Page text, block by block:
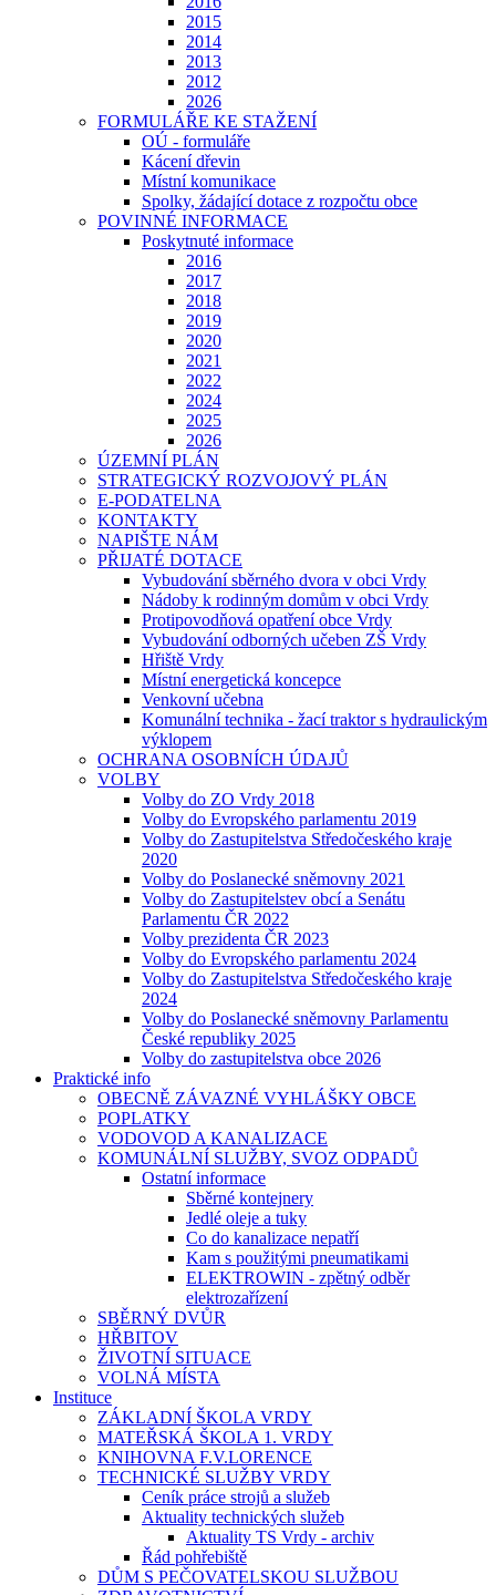
2015
2014
2013
2012
2026
FORMULÁŘE KE STAŽENÍ
OÚ - formuláře
Kácení dřevin
Místní komunikace
Spolky, žádající dotace z rozpočtu obce
POVINNÉ INFORMACE
Poskytnuté informace
2016
2017
2018
2019
2020
2021
2022
2024
2025
2026
ÚZEMNÍ PLÁN
STRATEGICKÝ ROZVOJOVÝ PLÁN
E-PODATELNA
KONTAKTY
NAPIŠTE NÁM
PŘIJATÉ DOTACE
Vybudování sběrného dvora v obci Vrdy
Nádoby k rodinným domům v obci Vrdy
Protipovodňová opatření obce Vrdy
Vybudování odborných učeben ZŠ Vrdy
Hřiště Vrdy
Místní energetická koncepce
Venkovní učebna
Komunální technika - žací traktor s hydraulickým
výklopem
OCHRANA OSOBNÍCH ÚDAJŮ
VOLBY
Volby do ZO Vrdy 2018
Volby do Evropského parlamentu 2019
Volby do Zastupitelstva Středočeského kraje
2020
Volby do Poslanecké sněmovny 2021
Volby do Zastupitelstev obcí a Senátu
Parlamentu ČR 2022
Volby prezidenta ČR 2023
Volby do Evropského parlamentu 2024
Volby do Zastupitelstva Středočeského kraje
2024
Volby do Poslanecké sněmovny Parlamentu
České republiky 2025
Volby do zastupitelstva obce 2026
Praktické info
OBECNĚ ZÁVAZNÉ VYHLÁŠKY OBCE
POPLATKY
VODOVOD A KANALIZACE
KOMUNÁLNÍ SLUŽBY, SVOZ ODPADŮ
Ostatní informace
Sběrné kontejnery
Jedlé oleje a tuky
Co do kanalizace nepatří
Kam s použitými pneumatikami
ELEKTROWIN - zpětný odběr
elektrozařízení
SBĚRNÝ DVŮR
HŘBITOV
ŽIVOTNÍ SITUACE
VOLNÁ MÍSTA
Instituce
ZÁKLADNÍ ŠKOLA VRDY
MATEŘSKÁ ŠKOLA 1. VRDY
KNIHOVNA F.V.LORENCE
TECHNICKÉ SLUŽBY VRDY
Ceník práce strojů a služeb
Aktuality technických služeb
Aktuality TS Vrdy - archiv
Řád pohřebiště
DŮM S PEČOVATELSKOU SLUŽBOU